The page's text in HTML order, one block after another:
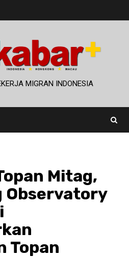
MIGRAN INDONESIA
Mitag,
Observatory
Topan